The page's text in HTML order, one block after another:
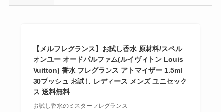
【メルフレグランス】お試し香水 原材料/スペル
オンユー オードパルファム(ルイヴィトン Louis
Vuitton) 香水 フレグランス アトマイザー 1.5ml
30プッシュ お試し レディース メンズ ユニセック
ス 送料無料
お試し香水のミスターフレグランス